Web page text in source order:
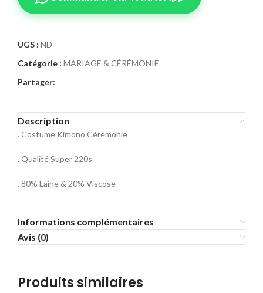
Sélectionnez la taille pour le produit
Costume Kimono Cérémonie 08
Taille Costume
46
52 54
UGS : ND
Catégorie : MARIAGE & CÉRÉMONIE
Partager:
Description
. Costume Kimono Cérémonie
. Qualité Super 220s
. 80% Laine & 20% Viscose
Informations complémentaires
Avis (0)
Produits similaires